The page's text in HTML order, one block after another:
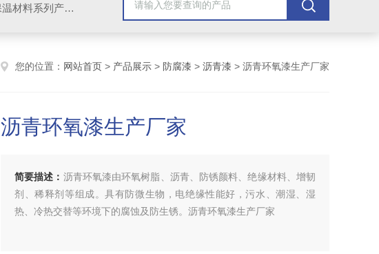
防腐材料，玻璃鳞片胶泥，玻璃鳞片涂料，环氧树脂，沥青漆，乙烯基树脂，保温材料系列产品。
您的位置： 网站首页 > 产品展示 > 防腐漆 > 沥青漆 > 沥青环氧漆生产厂家
沥青环氧漆生产厂家
简要描述： 沥青环氧漆由环氧树脂、沥青、防锈颜料、绝缘材料、增韧
剂、稀释剂等组成。具有防微生物，电绝缘性能好，污水、潮湿、湿
热、冷热交替等环境下的腐蚀及防生锈。沥青环氧漆生产厂家